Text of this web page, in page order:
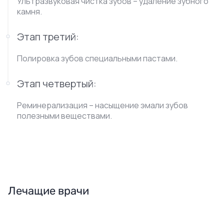
камня.
Этап третий:
Полировка зубов специальными пастами.
Этап четвертый:
Реминерализация – насыщение эмали зубов
полезными веществами.
Лечащие врачи